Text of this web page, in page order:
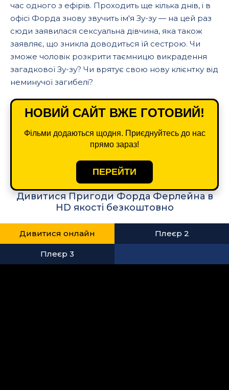
час одного з ефірів. Проходить ще кілька днів, і в
офісі Форда знову звучить ім'я Зу-зу — на цей раз
сюди заявилася сексуальна дівчина, яка також
заявляє, що зникла доводиться їй сестрою. Чи
зможе чоловік розкрити таємницю викрадення
загадкової Зу-зу? Чи врятує свою нову клієнтку від
неминучої загибелі?
НОВИЙ САЙТ ВЖЕ ГОТОВИЙ!
Фільми додаються щодня. Приєднуйтесь до нас
прямо зараз!
ПЕРЕЙТИ
Дивитися Пригоди Форда Ферлейна в
HD якості безкоштовно
Дивитися онлайн Плеєр 2
Плеєр 3